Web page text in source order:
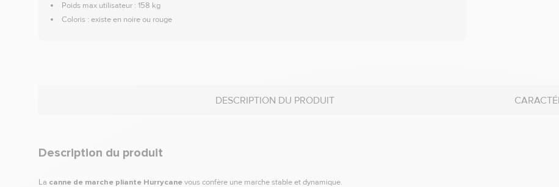
Poids max utilisateur : 158 kg
Coloris : existe en noire ou rouge
DESCRIPTION DU PRODUIT
Description du produit
La canne de marche pliante Hurrycanevous confère une marche stable et dynamique.